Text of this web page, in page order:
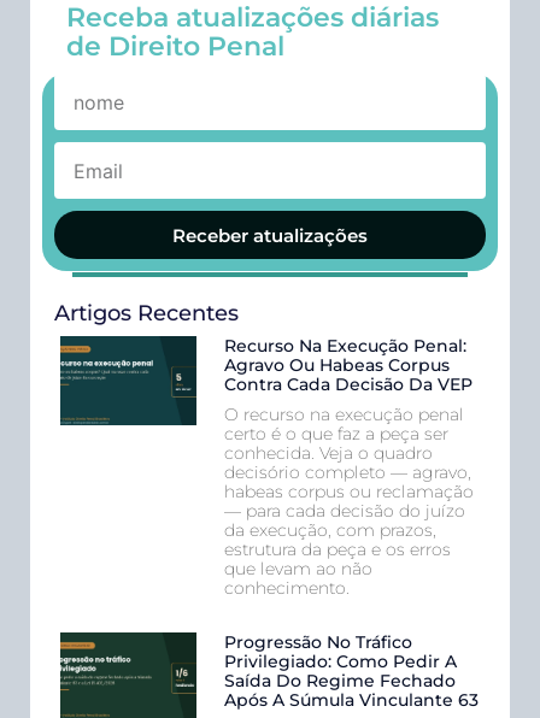
Receba atualizações diárias
de Direito Penal
Receber atualizações
Artigos Recentes
Recurso Na Execução Penal:
Agravo Ou Habeas Corpus
Contra Cada Decisão Da VEP
O recurso na execução penal
certo é o que faz a peça ser
conhecida. Veja o quadro
decisório completo — agravo,
habeas corpus ou reclamação
— para cada decisão do juízo
da execução, com prazos,
estrutura da peça e os erros
que levam ao não
conhecimento.
Progressão No Tráfico
Privilegiado: Como Pedir A
Saída Do Regime Fechado
Após A Súmula Vinculante 63